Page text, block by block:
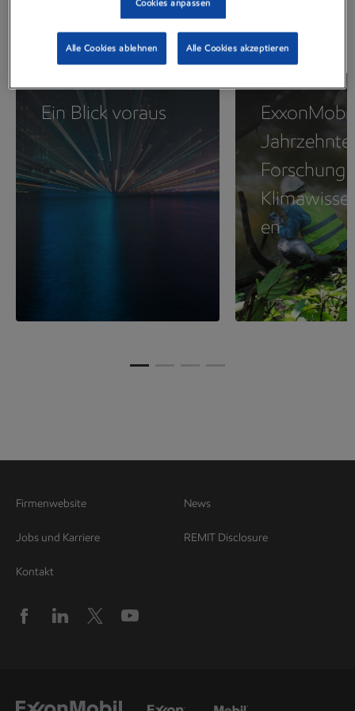
Ein Blick voraus
Jahrzehnte
Forschung
en
Firmenwebsite
Jobs und Karriere
Kontakt
News
REMIT Disclosure
Cookies anpassen
Alle Cookies ablehnen Alle Cookies akzeptieren